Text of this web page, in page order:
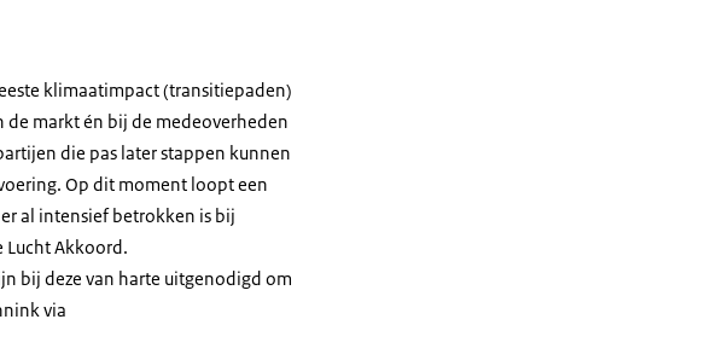
klimaatimpact (transitiepaden)
markt én bij de medeoverheden
die pas later stappen kunnen
Op dit moment loopt een
al intensief betrokken is bij
Lucht Akkoord.
bij deze van harte uitgenodigd om
via